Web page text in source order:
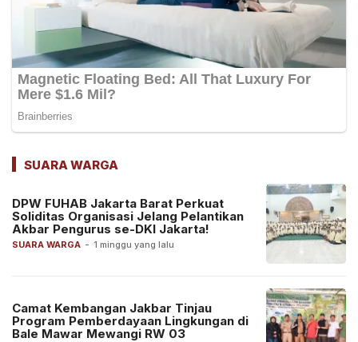
SUARA WARGA
SUARA WARGA - 1 minggu yang lalu
DPW FUHAB Jakarta Barat Perkuat
Soliditas Organisasi Jelang Pelantikan
Akbar Pengurus se-DKI Jakarta!
Camat Kembangan Jakbar Tinjau
Program Pemberdayaan Lingkungan di
Bale Mawar Mewangi RW 03